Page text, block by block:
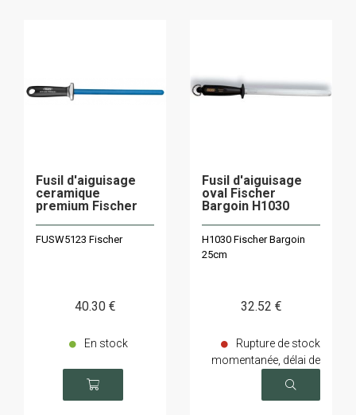
Fusil d'aiguisage
ceramique
premium Fischer
FUSW5123 Fischer
40.30 €
En stock
Fusil d'aiguisage
oval Fischer
Bargoin H1030
H1030 Fischer Bargoin
25cm
32.52 €
Rupture de stock
momentanée, délai de
livraison sur demande